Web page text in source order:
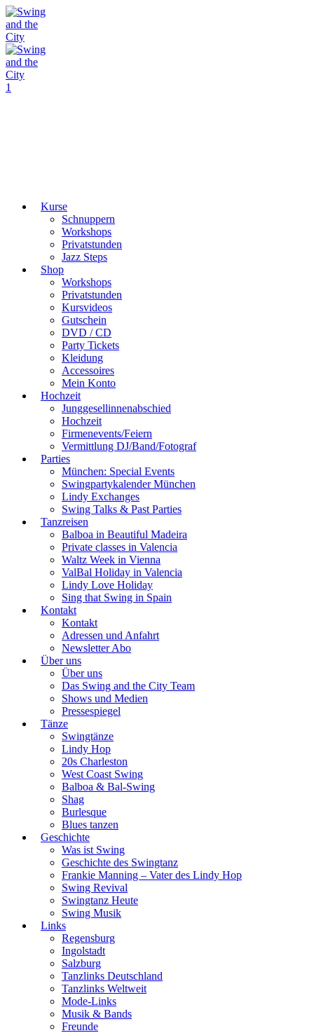
1
Kurse
Schnuppern
Workshops
Privatstunden
Jazz Steps
Shop
Workshops
Privatstunden
Kursvideos
Gutschein
DVD / CD
Party Tickets
Kleidung
Accessoires
Mein Konto
Hochzeit
Junggesellinnenabschied
Hochzeit
Firmenevents/Feiern
Vermittlung DJ/Band/Fotograf
Parties
München: Special Events
Swingpartykalender München
Lindy Exchanges
Swing Talks & Past Parties
Tanzreisen
Balboa in Beautiful Madeira
Private classes in Valencia
Waltz Week in Vienna
ValBal Holiday in Valencia
Lindy Love Holiday
Sing that Swing in Spain
Kontakt
Kontakt
Adressen und Anfahrt
Newsletter Abo
Über uns
Über uns
Das Swing and the City Team
Shows und Medien
Pressespiegel
Tänze
Swingtänze
Lindy Hop
20s Charleston
West Coast Swing
Balboa & Bal-Swing
Shag
Burlesque
Blues tanzen
Geschichte
Was ist Swing
Geschichte des Swingtanz
Frankie Manning – Vater des Lindy Hop
Swing Revival
Swingtanz Heute
Swing Musik
Links
Regensburg
Ingolstadt
Salzburg
Tanzlinks Deutschland
Tanzlinks Weltweit
Mode-Links
Musik & Bands
Freunde